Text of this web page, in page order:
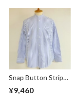
Botanical Deep
Navy
Snap Button Stripe
Band Collar L/S
Shirts White
¥9,460